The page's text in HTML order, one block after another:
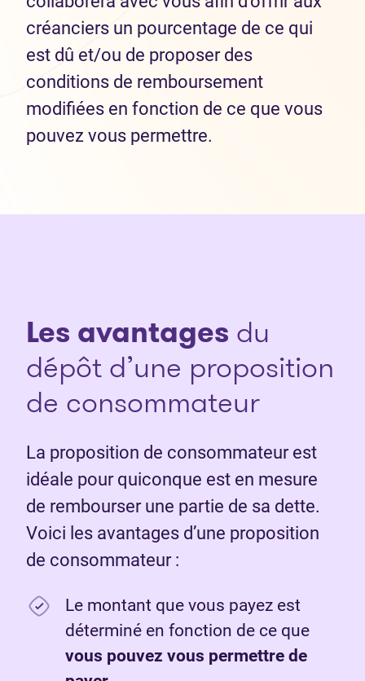
créanciers un pourcentage de ce qui
est dû et/ou de proposer des
conditions de remboursement
modifiées en fonction de ce que vous
pouvez vous permettre.
Les avantages du
dépôt d’une proposition
de consommateur
La proposition de consommateur est
idéale pour quiconque est en mesure
de rembourser une partie de sa dette.
Voici les avantages d’une proposition
de consommateur :
Le montant que vous payez est
déterminé en fonction de ce que
vous pouvez vous permettre de